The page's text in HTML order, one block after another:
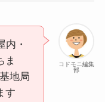
コドモニ編集
部
内・
ま
地局
す